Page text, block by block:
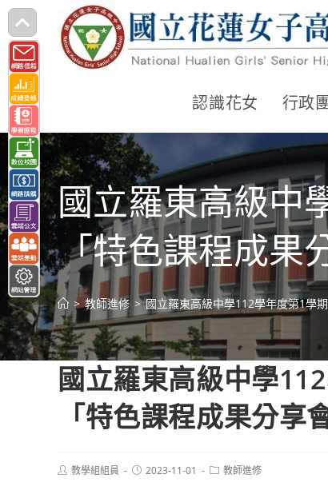
跳
轉
至
主
要
內
容
認識花女 行政
國立羅東高級中
「特色課程成果
> 教師進修 > 國立羅東高級中學112學年度第1學
國立羅東高級中學
「特色課程成果分享
Post教學組組員
Post2023-11-01
Post教師進修